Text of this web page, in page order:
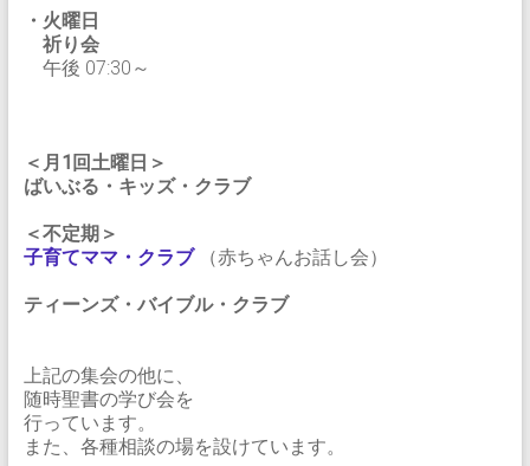
・火曜日
祈り会
午後 07:30～
＜月1回土曜日＞
ばいぶる・キッズ・クラブ
＜不定期＞
子育てママ・クラブ（赤ちゃんお話し会）
ティーンズ・バイブル・クラブ
上記の集会の他に、
随時聖書の学び会を
行っています。
また、各種相談の場を設けています。